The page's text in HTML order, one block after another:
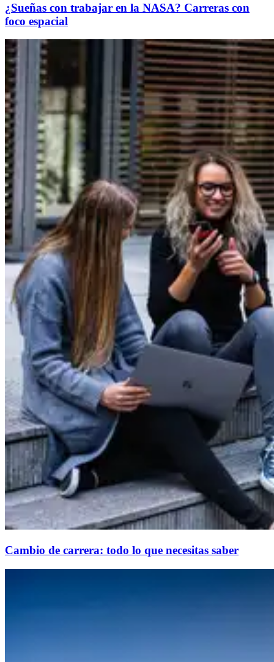
¿Sueñas con trabajar en la NASA? Carreras con
foco espacial
Cambio de carrera: todo lo que necesitas saber